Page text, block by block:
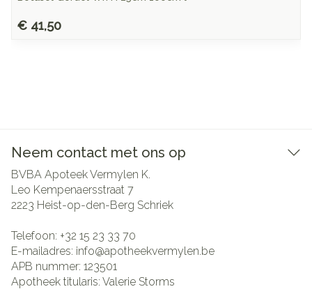
€ 41,50
Neem contact met ons op
BVBA Apoteek Vermylen K.
Leo Kempenaersstraat 7
2223 Heist-op-den-Berg Schriek
Telefoon: +32 15 23 33 70
E-mailadres: info@apotheekvermylen.be
APB nummer: 123501
Apotheek titularis: Valerie Storms